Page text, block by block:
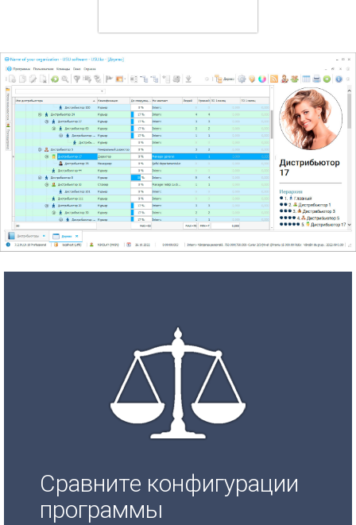
Сравните конфигурации
программы